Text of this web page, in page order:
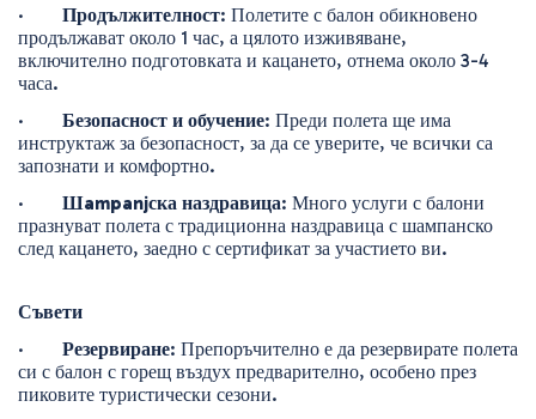
· Продължителност: Полетите с балон обикновено
продължават около 1 час, а цялото изживяване,
включително подготовката и кацането, отнема около 3-4
часа.
· Безопасност и обучение: Преди полета ще има
инструктаж за безопасност, за да се уверите, че всички са
запознати и комфортно.
· Шampanjска наздравица: Много услуги с балони
празнуват полета с традиционна наздравица с шампанско
след кацането, заедно с сертификат за участието ви.
Съвети
· Резервиране: Препоръчително е да резервирате полета
си с балон с горещ въздух предварително, особено през
пиковите туристически сезони.